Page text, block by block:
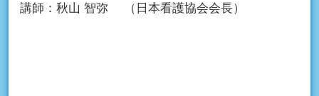
講師： 秋山 智弥 （日本看護協会会長）